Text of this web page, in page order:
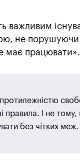
важливим
не
має працювати».
протилежністю
правила. І не
без чітких меж.